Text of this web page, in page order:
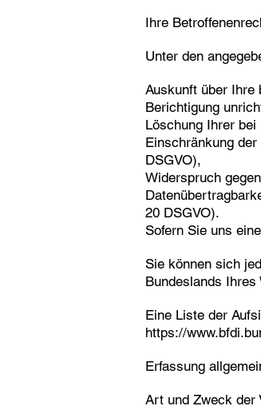
Ihre
Unter den
Auskunft über Ihre
Berichtigung
Löschung Ihrer
Einschränkung
DSGVO),
Widerspruch
20 DSGVO).
Sofern Sie uns
Sie können sich
Bundeslands
Eine Liste der
https://
Erfassung
Art und Zweck der